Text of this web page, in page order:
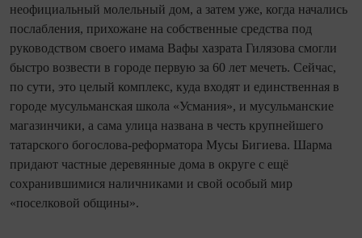
неофициальный молельный дом, а затем уже, когда начались
послаб­ления, прихожане на собственные средства под
руководством своего имама Вафы хазрата Гилязова смогли
быстро возвести в городе первую за 60 лет мечеть. Сейчас,
по сути, это целый комплекс, куда входят и единственная в
городе мусульманская школа «Усмания», и мусульманские
магазинчики, а сама улица названа в честь крупнейшего
татарского богослова‑реформатора Мусы Бигиева. Шарма
придают частные деревянные дома в округе с ещё
сохранившимися наличниками и свой особый мир
«поселковой общины».